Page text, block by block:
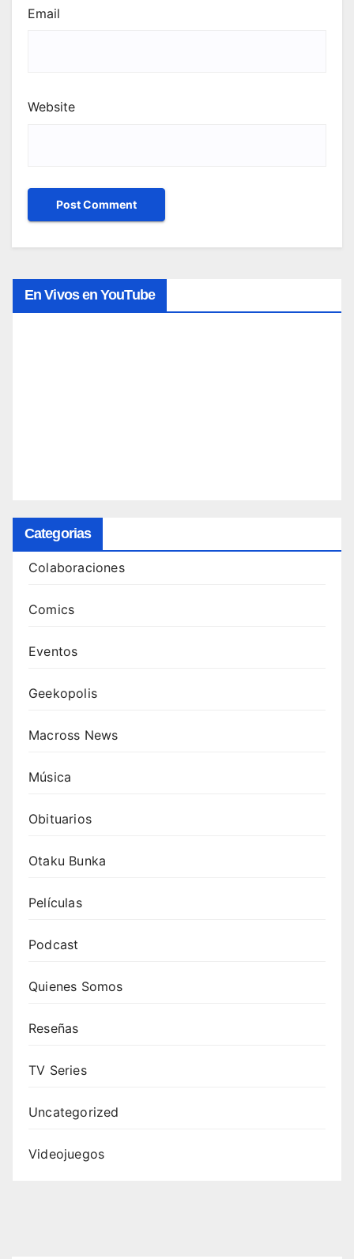
Email
Website
En Vivos en YouTube
Categorias
Colaboraciones
Comics
Eventos
Geekopolis
Macross News
Música
Obituarios
Otaku Bunka
Películas
Podcast
Quienes Somos
Reseñas
TV Series
Uncategorized
Videojuegos